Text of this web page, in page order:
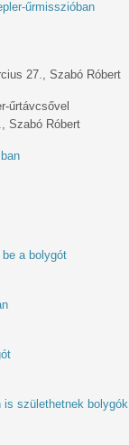
űrmisszióban
27., Szabó Róbert
űrtávcsővel
Szabó Róbert
a bolygót
is születhetnek bolygók